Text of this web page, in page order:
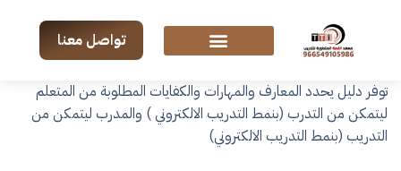
تواصل معنا
توفر دليل يحدد المعارف والمهارات والكفايات المطلوبة من المتعلم
ليتمكن من التدرب (بنمط التدريب الالكتروني ) والمدرب ليتمكن من
التدريب (بنمط التدريب الالكتروني)